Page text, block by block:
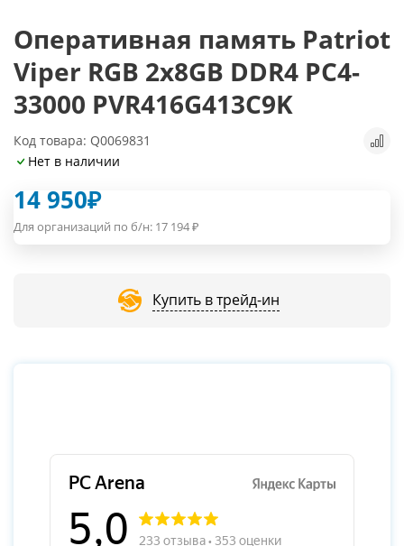
Оперативная память Patriot
Viper RGB 2x8GB DDR4 PC4-
33000 PVR416G413C9K
Код товара: Q0069831
Нет в наличии
14 950₽
Для организаций по б/н: 17 194₽
Купить в трейд-ин